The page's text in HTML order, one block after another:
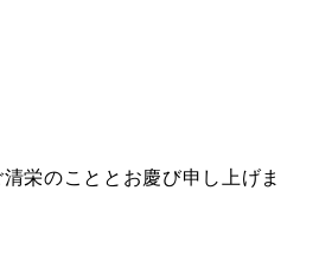
栄のこととお慶び申し上げま